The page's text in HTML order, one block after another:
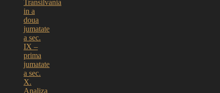
Transilvania
in a
doua
jumatate
a sec.
IX –
prima
jumatate
a sec.
X.
Analiza